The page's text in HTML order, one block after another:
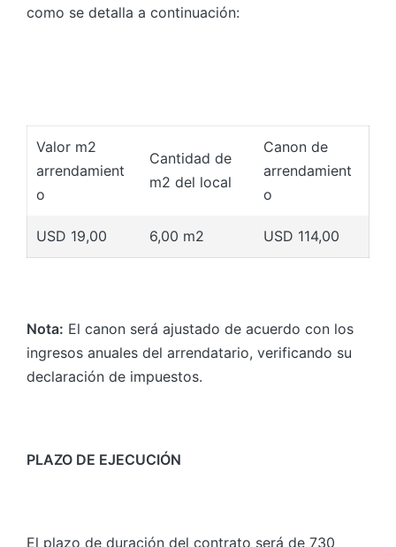
como se detalla a continuación:
Valor m2
arrendamient
o
Cantidad de
m2 del local
Canon de
arrendamient
o
USD 19,00 6,00 m2 USD 114,00
Nota: El canon será ajustado de acuerdo con los
ingresos anuales del arrendatario, verificando su
declaración de impuestos.
PLAZO DE EJECUCIÓN
El plazo de duración del contrato será de 730